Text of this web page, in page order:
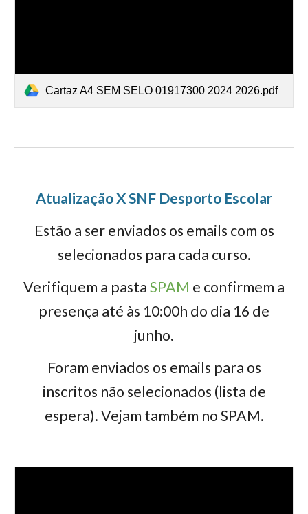
Cartaz A4 SEM SELO 01917300 2024 2026.pdf
Atualização X SNF Desporto Escolar
Estão a ser enviados os emails com os
selecionados para cada curso.
Verifiquem a pastaSPAM e confirmem a
presença até às 10:00h do dia 16 de
junho.
Foram enviados os emails para os
inscritos não selecionados (lista de
espera). Vejam também no SPAM.